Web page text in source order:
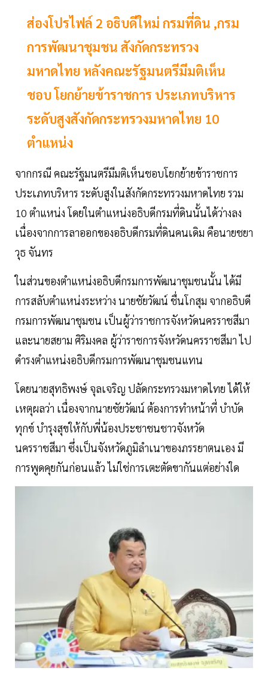
ส่องโปรไฟล์ 2 อธิบดีใหม่ กรมที่ดิน ,กรม
การพัฒนาชุมชน สังกัดกระทรวง
มหาดไทย หลังคณะรัฐมนตรีมีมติเห็น
ชอบ โยกย้ายข้าราชการ ประเภทบริหาร
ระดับสูงสังกัดกระทรวงมหาดไทย 10
ตำแหน่ง
จากกรณี คณะรัฐมนตรีมีมติเห็นชอบโยกย้ายข้าราชการ
ประเภทบริหาร ระดับสูงในสังกัดกระทรวงมหาดไทย รวม
10 ตำแหน่ง โดยในตำแหน่งอธิบดีกรมที่ดินนั้นได้ว่างลง
เนื่องจากการลาออกของอธิบดีกรมที่ดินคนเดิม คือนายชยา
วุธ จันทร
ในส่วนของตำแหน่งอธิบดีกรมการพัฒนาชุมชนนั้น ได้มี
การสลับตำแหน่งระหว่าง นายชัยวัฒน์ ชื่นโกสุม จากอธิบดี
กรมการพัฒนาชุมชน เป็นผู้ว่าราชการจังหวัดนครราชสีมา
และนายสยาม ศิริมงคล ผู้ว่าราชการจังหวัดนครราชสีมา ไป
ดำรงตำแหน่งอธิบดีกรมการพัฒนาชุมชนแทน
โดยนายสุทธิพงษ์ จุลเจริญ ปลัดกระทรวงมหาดไทย ได้ให้
เหตุผลว่า เนื่องจากนายชัยวัฒน์ ต้องการทำหน้าที่ บำบัด
ทุกข์ บำรุงสุขให้กับพี่น้องประชาชนชาวจังหวัด
นครราชสีมา ซึ่งเป็นจังหวัดภูมิลำเนาของภรรยาตนเอง มี
การพูดคุยกันก่อนแล้ว ไม่ใช่การเตะตัดขากันแต่อย่างใด